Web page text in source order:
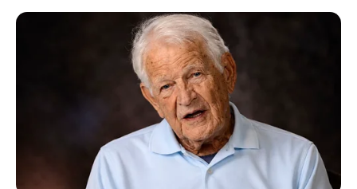
au
LE MEILLEUR PRONOSTIC
La Base du QUINTÉ au Special Tocard du PMU
Menu